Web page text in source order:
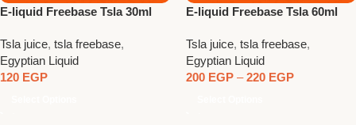
E-liquid Freebase Tsla 30ml
Tsla juice, tsla freebase,
Egyptian Liquid
120 EGP
E-liquid Freebase Tsla 60ml
Tsla juice, tsla freebase,
Egyptian Liquid
200 EGP – 220 EGP